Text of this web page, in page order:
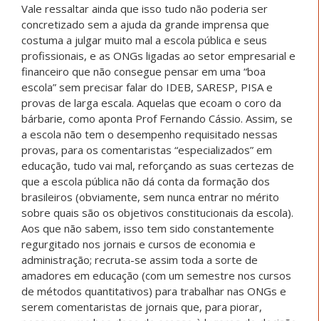
Vale ressaltar ainda que isso tudo não poderia ser
concretizado sem a ajuda da grande imprensa que
costuma a julgar muito mal a escola pública e seus
profissionais, e as ONGs ligadas ao setor empresarial e
financeiro que não consegue pensar em uma “boa
escola” sem precisar falar do IDEB, SARESP, PISA e
provas de larga escala. Aquelas que ecoam o coro da
bárbarie, como aponta Prof Fernando Cássio. Assim, se
a escola não tem o desempenho requisitado nessas
provas, para os comentaristas “especializados” em
educação, tudo vai mal, reforçando as suas certezas de
que a escola pública não dá conta da formação dos
brasileiros (obviamente, sem nunca entrar no mérito
sobre quais são os objetivos constitucionais da escola).
Aos que não sabem, isso tem sido constantemente
regurgitado nos jornais e cursos de economia e
administração; recruta-se assim toda a sorte de
amadores em educação (com um semestre nos cursos
de métodos quantitativos) para trabalhar nas ONGs e
serem comentaristas de jornais que, para piorar,